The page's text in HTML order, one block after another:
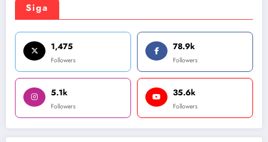
Siga
1,475
Followers
78.9k
Followers
5.1k
Followers
35.6k
Followers